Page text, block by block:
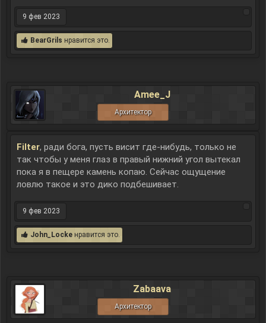
9 фев 2023
BearGrils нравится это.
Amee_J
Архитектор
Filter, ради бога, пусть висит где-нибудь, только не
так чтобы у меня глаз в правый нижний угол вытекал
пока я в пещере камень копаю. Сейчас ощущение
ловлю такое и это дико подбешивает.
9 фев 2023
John_Locke нравится это.
Zabaava
Архитектор